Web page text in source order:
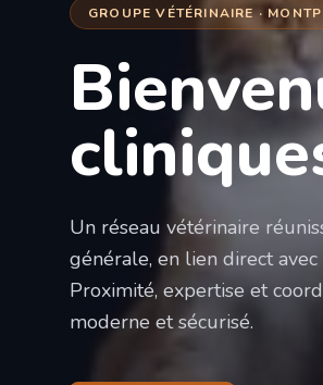
GROUPE VÉTÉRINAIRE ·
Un réseau vétérinaire
générale, en lien direct
Proximité, expertise et
moderne et sécurisé.